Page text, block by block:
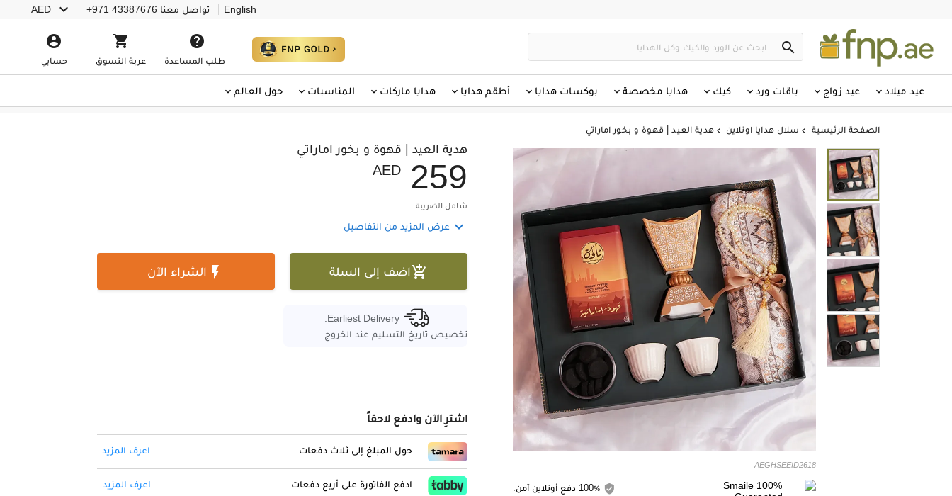
English تواصل معنا +971 43387676
AED 


طلب المساعدة

عربة التسوق

حسابي
عيد ميلاد عيد زواج باقات ورد كيك هدايا مخصصة بوكسات هدايا أطقم هدايا هدايا ماركات المناسبات حول العالم
الصفحة الرئيسية  سلال هدايا اونلاين هدية العيد | قهوة و بخور اماراتي
AEGHSEEID2618
هدية العيد | قهوة و بخور اماراتي
AED 259
شامل الضريبة
 عرض المزيد من التفاصيل
اضف إلى السلة  الشراء الآن
Earliest Delivery:
تخصيص تاريخ التسليم عند الخروج
اشترِ الآن وادفع لاحقاً
حول المبلغ إلى ثلاث دفعات اعرف المزيد
ادفع الفاتورة على أربع دفعات اعرف المزيد